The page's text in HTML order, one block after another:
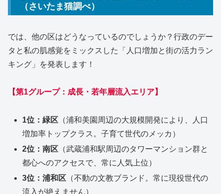
（さいたま猫調べ）
では、他の区はどうなっているのでしょうか？行政のデー
タと私の肌感覚をミックスした「人口増加と街の活力ラン
キング」を発表します！
【第1グループ：成長・若年層流入エリア】
1位：緑区 （浦和美園周辺の大規模開発により、人口
増加率トップクラス。子育て世代のメッカ）
2位：南区 （武蔵浦和駅周辺のタワーマンション群と
都心へのアクセスで、常に人気上位）
3位：浦和区 （不動の文教ブランド。常に現役世代の
流入が絶えません）